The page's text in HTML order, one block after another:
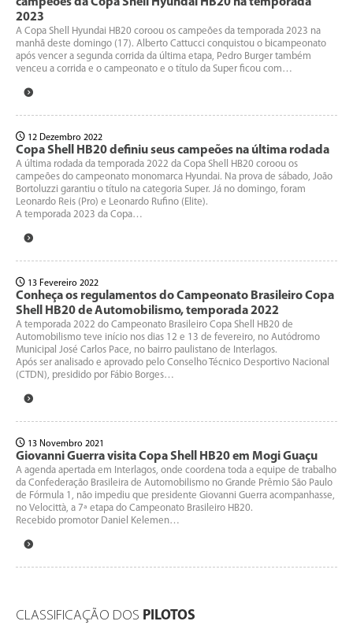
2023
A Copa Shell Hyundai HB20 coroou os campeões da temporada 2023 na
manhã deste domingo (17). Alberto Cattucci conquistou o bicampeonato
após vencer a segunda corrida da última etapa, Pedro Burger também
venceu a corrida e o campeonato e o título da Super ficou com…
12 Dezembro 2022
Copa Shell HB20 definiu seus campeões na última rodada
A última rodada da temporada 2022 da Copa Shell HB20 coroou os
campeões do campeonato monomarca Hyundai. Na prova de sábado, João
Bortoluzzi garantiu o título na categoria Super. Já no domingo, foram
Leonardo Reis (Pro) e Leonardo Rufino (Elite).
A temporada 2023 da Copa…
13 Fevereiro 2022
Conheça os regulamentos do Campeonato Brasileiro Copa
Shell HB20 de Automobilismo, temporada 2022
A temporada 2022 do Campeonato Brasileiro Copa Shell HB20 de
Automobilismo teve início nos dias 12 e 13 de fevereiro, no Autódromo
Municipal José Carlos Pace, no bairro paulistano de Interlagos.
Após ser analisado e aprovado pelo Conselho Técnico Desportivo Nacional
(CTDN), presidido por Fábio Borges…
13 Novembro 2021
Giovanni Guerra visita Copa Shell HB20 em Mogi Guaçu
A agenda apertada em Interlagos, onde coordena toda a equipe de trabalho
da Confederação Brasileira de Automobilismo no Grande Prêmio São Paulo
de Fórmula 1, não impediu que presidente Giovanni Guerra acompanhasse,
no Velocittà, a 7ª etapa do Campeonato Brasileiro HB20.
Recebido promotor Daniel Kelemen…
CLASSIFICAÇÃO DOS PILOTOS